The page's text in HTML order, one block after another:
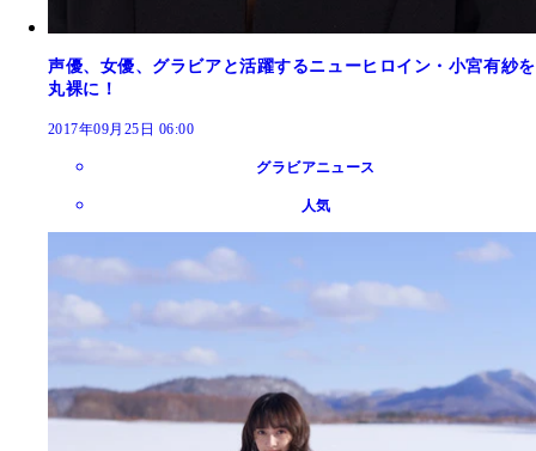
声優、女優、グラビアと活躍するニューヒロイン・小宮有紗を
丸裸に！
2017年09月25日 06:00
グラビアニュース
人気